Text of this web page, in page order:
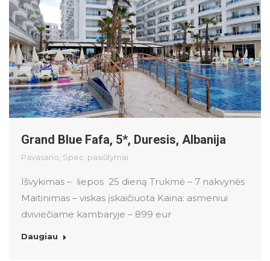
Grand Blue Fafa, 5*, Duresis, Albanija
Pavasario Spec. pasiūlymai
Išvykimas – liepos 25 dieną Trukmė – 7 nakvynės
Maitinimas – viskas įskaičiuota Kaina: asmeniui
dviviečiame kambaryje – 899 eur
Daugiau